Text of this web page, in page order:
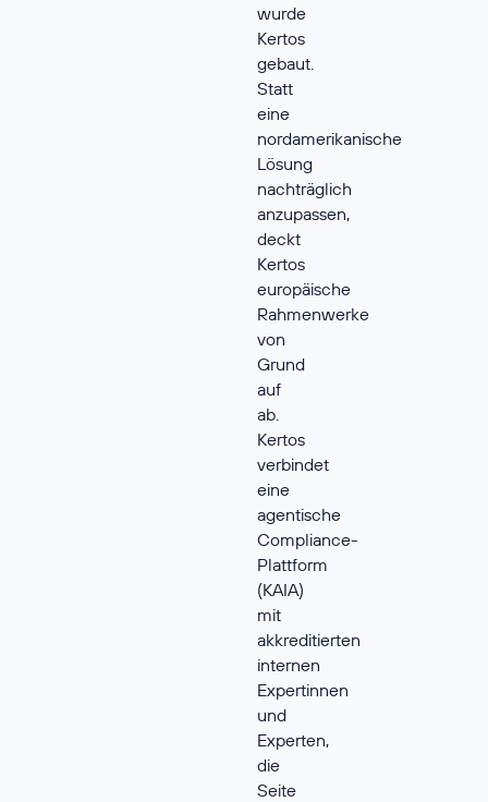
wurde
Kertos
gebaut.
Statt
eine
nordamerikanische
Lösung
nachträglich
anzupassen,
deckt
Kertos
europäische
Rahmenwerke
von
Grund
auf
ab.
Kertos
verbindet
eine
agentische
Compliance-
Plattform
(KAIA)
mit
akkreditierten
internen
Expertinnen
und
Experten,
die
Seite